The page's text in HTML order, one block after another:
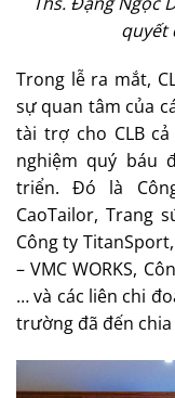
quyết
Trong lễ ra mắt,
sự quan tâm của
tài trợ cho CLB
nghiệm quý báu
triển. Đó là
CaoTailor, Trang
Công ty
– VMC WORKS,
… và các liên chi
trường đã đến chia